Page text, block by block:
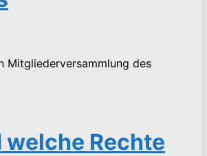
Mitgliederversammlung des
Rechte